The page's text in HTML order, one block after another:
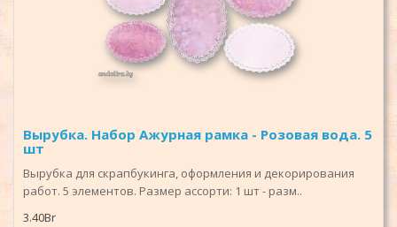
Вырубка. Набор Ажурная рамка - Розовая вода. 5
шт
Вырубка для скрапбукинга, оформления и декорирования
работ. 5 элементов. Размер ассорти: 1 шт - разм..
3.40Br